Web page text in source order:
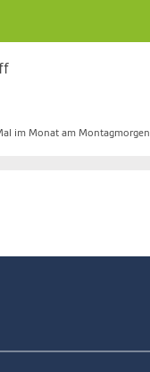
im Monat am Montagmorgen.